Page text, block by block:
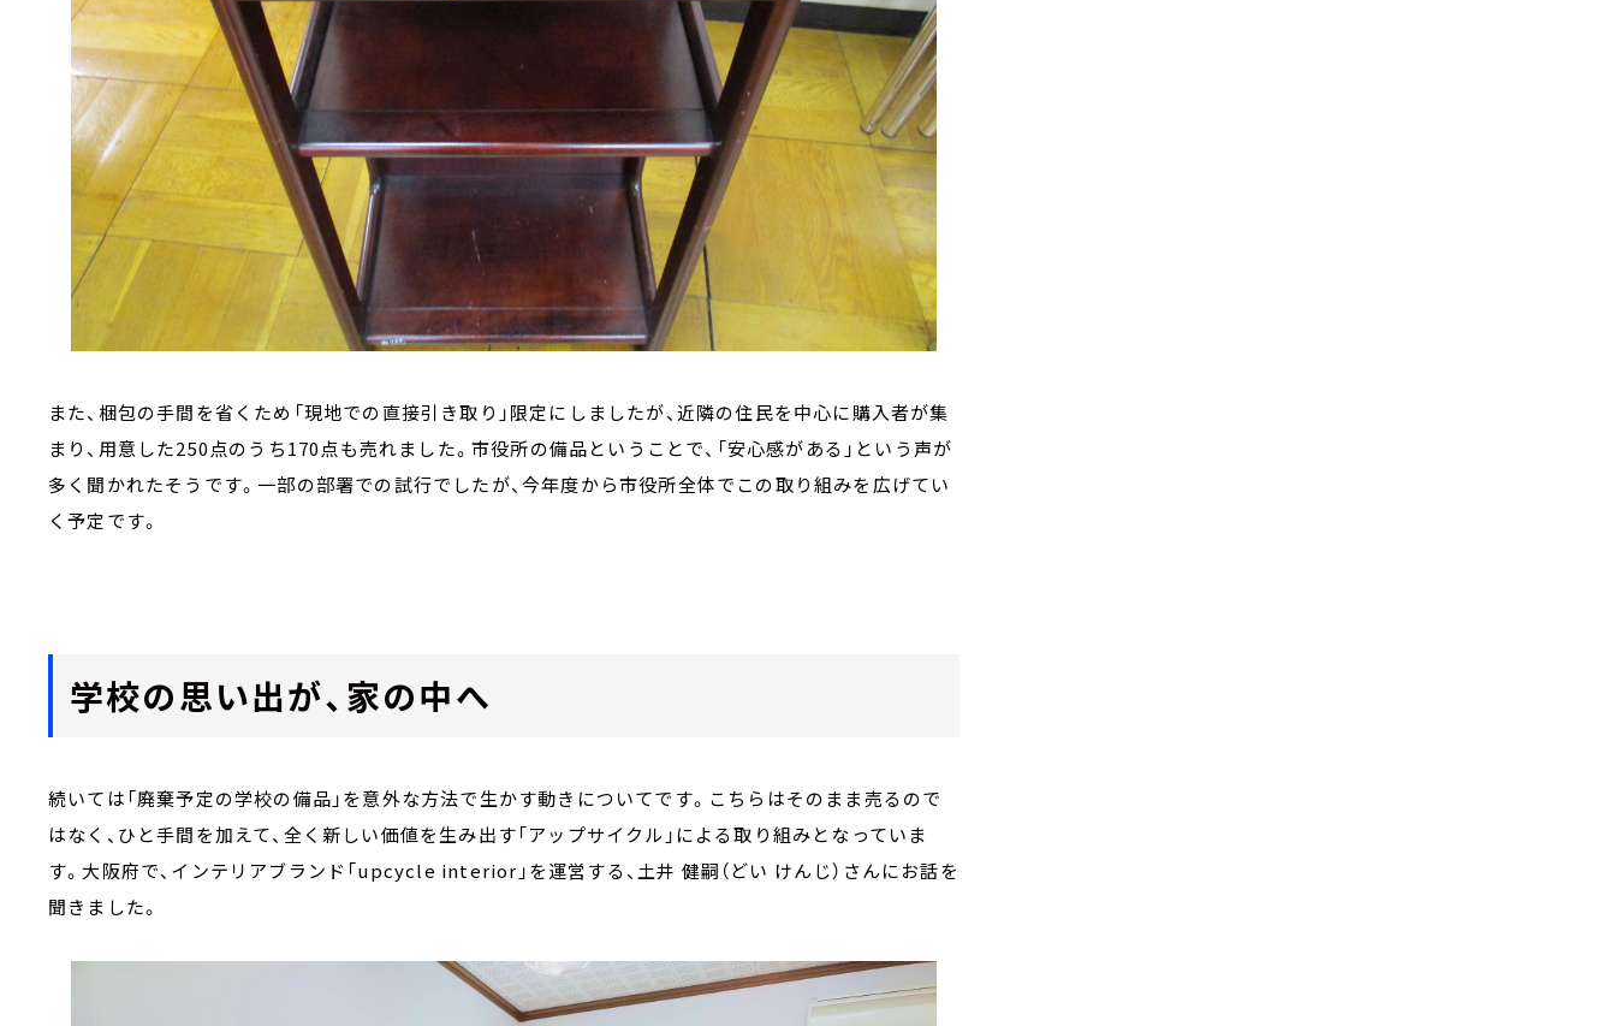
また、梱包の手間を省くため「現地での直接引き取り」限定にしましたが、近隣の住民を中心に購入者が集
まり、用意した250点のうち170点も売れました。市役所の備品ということで、「安心感がある」という声が
多く聞かれたそうです。一部の部署での試行でしたが、今年度から市役所全体でこの取り組みを広げてい
く予定です。
学校の思い出が、家の中へ
続いては「廃棄予定の学校の備品」を意外な方法で生かす動きについてです。こちらはそのまま売るので
はなく、ひと手間を加えて、全く新しい価値を生み出す「アップサイクル」による取り組みとなっていま
す。大阪府で、インテリアブランド「upcycle interior 」を運営する、土井 健嗣（どい けんじ）さんにお話を
聞きました。